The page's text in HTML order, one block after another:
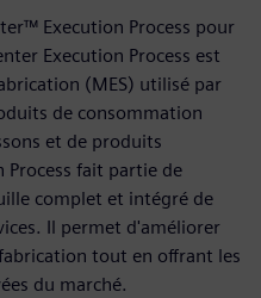
Execution Process pour
Execution Process est
(MES) utilisé par
de consommation
et de produits
Process fait partie de
complet et intégré de
Il permet d'améliorer
tout en offrant les
du marché.